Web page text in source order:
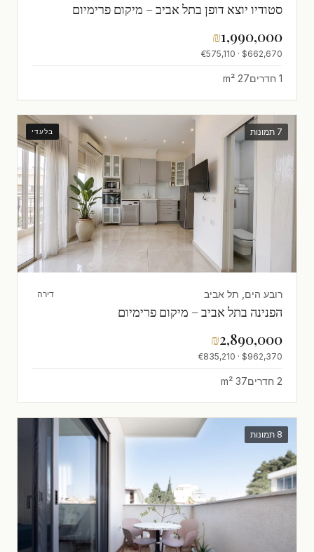
סטודיו יוצא דופן בתל אביב – מיקום פרימיום
₪1,990,000
$662,670 · €575,110
1 חדרים 27 m²
בלעדי 7 תמונות
רובע הים, תל אביב דירה
הפנינה בתל אביב – מיקום פרימיום
₪2,890,000
$962,370 · €835,210
2 חדרים 37 m²
8 תמונות